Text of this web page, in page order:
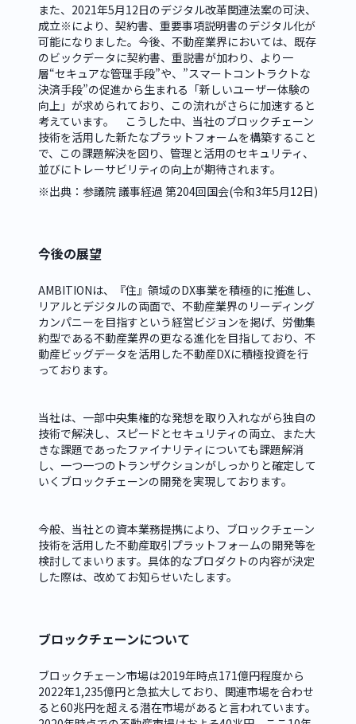
また、2021年5月12日のデジタル改革関連法案の可決、
成立※により、契約書、重要事項説明書のデジタル化が
可能になりました。今後、不動産業界においては、既存
のビックデータに契約書、重説書が加わり、より一
層“セキュアな管理手段”や、”スマートコントラクトな
決済手段”の促進から生まれる「新しいユーザー体験の
向上」が求められており、この流れがさらに加速すると
考えています。　こうした中、当社のブロックチェーン
技術を活用した新たなプラットフォームを構築すること
で、この課題解決を図り、管理と活用のセキュリティ、
並びにトレーサビリティの向上が期待されます。
※出典：参議院 議事経過 第204回国会(令和3年5月12日)
今後の展望
AMBITIONは、『住』領域のDX事業を積極的に推進し、
リアルとデジタルの両面で、不動産業界のリーディング
カンパニーを目指すという経営ビジョンを掲げ、労働集
約型である不動産業界の更なる進化を目指しており、不
動産ビッグデータを活用した不動産DXに積極投資を行
っております。
当社は、一部中央集権的な発想を取り入れながら独自の
技術で解決し、スピードとセキュリティの両立、また大
きな課題であったファイナリティについても課題解消
し、一つ一つのトランザクションがしっかりと確定して
いくブロックチェーンの開発を実現しております。
今般、当社との資本業務提携により、ブロックチェーン
技術を活用した不動産取引プラットフォームの開発等を
検討してまいります。具体的なプロダクトの内容が決定
した際は、改めてお知らせいたします。
ブロックチェーンについて
ブロックチェーン市場は2019年時点171億円程度から
2022年1,235億円と急拡大しており、関連市場を合わせ
ると60兆円を超える潜在市場があると言われています。